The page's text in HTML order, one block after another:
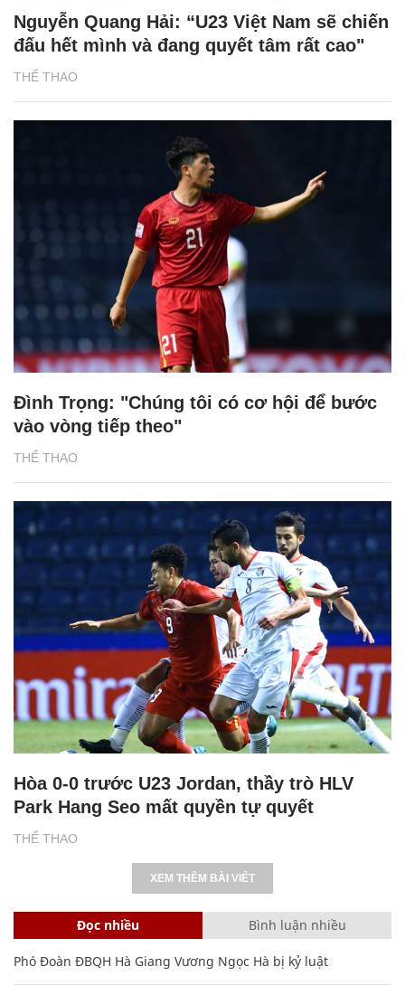
THỂ THAO
Nguyễn Quang Hải: “U23 Việt Nam sẽ chiến
đấu hết mình và đang quyết tâm rất cao"
THỂ THAO
Đình Trọng: "Chúng tôi có cơ hội để bước
vào vòng tiếp theo"
THỂ THAO
Hòa 0-0 trước U23 Jordan, thầy trò HLV
Park Hang Seo mất quyền tự quyết
XEM THÊM BÀI VIẾT
Đọc nhiều Bình luận nhiều
Phó Đoàn ĐBQH Hà Giang Vương Ngọc Hà bị kỷ luật